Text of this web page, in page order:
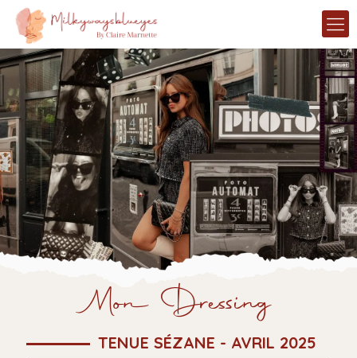
Mon Dressing
TENUE SÉZANE - AVRIL 2025